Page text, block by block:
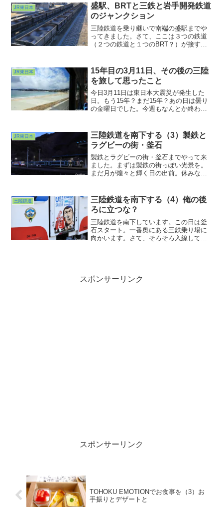
今年はネタが多いのでw分割してお届け。
JR東日本
盛駅、BRTと三鉄と岩手開発鉄道
のジャンクション
三陸鉄道を乗り継いで南端の盛駅までや
ってきました。さて、ここは３つの鉄道
（２つの鉄道と１つのBRT？）が接する
線橋の上から見るに限ります。駅舎に近
い方から見ていきましょうか。まずは
BRT。
JR東日本
15年目の3月11日、その後の三陸
を旅して思ったこと
今日3月11日は東日本大震災が発生した
日。もう15年？まだ15年？あの日は曇り
の金曜日でした。今週もなんとか終わり
修でもない実戦の災害対応。あの頃はま
だ若かったからなんとか乗り切ったけ
ど、15年経った今、果たしてやり切れる
だろうか？
JR東日本
三陸鉄道を南下する（3）製鉄と
ラグビーの街・釜石
製鉄とラグビーの街・釜石までやって来
ました。まずは製鉄の街っぽい光景を。
まだ月が煌々と輝く日の出前。休みなく
鉄橋を前照灯で照らしながら三陸鉄道盛
行きの１番列車が轟音とともに渡ってい
くという。
三陸鉄道
三陸鉄道を南下する（4）俺の後
ろに立つな？
三陸鉄道を南下しています。この日は釜
石スタート。一番奥にある三鉄乗り場に
向かいます。さて、そろそろ入線してく
（ないないw）。
スポンサーリンク
スポンサーリンク
TOHOKU EMOTIONでお食事を（3）お
手振りとデザートと